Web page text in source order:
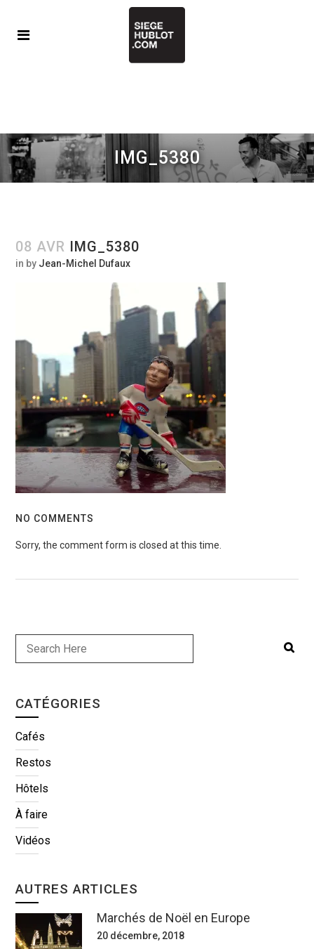
IMG_5380
08 AVR IMG_5380
in by Jean-Michel Dufaux
NO COMMENTS
Sorry, the comment form is closed at this time.
CATÉGORIES
Cafés
Restos
Hôtels
À faire
Vidéos
AUTRES ARTICLES
Marchés de Noël en Europe
20 décembre, 2018